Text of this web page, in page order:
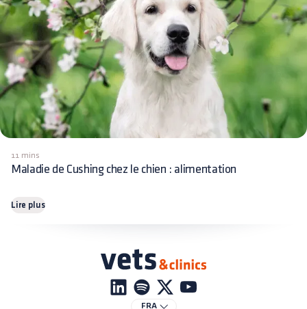
11 mins
Maladie de Cushing chez le chien : alimentation
Lire plus
FRA